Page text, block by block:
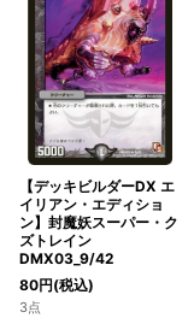
【デッキビルダーDX エ
イリアン・エディショ
ン】封魔妖スーパー・ク
ズトレイン
DMX03_9/42
80円(税込)
3点